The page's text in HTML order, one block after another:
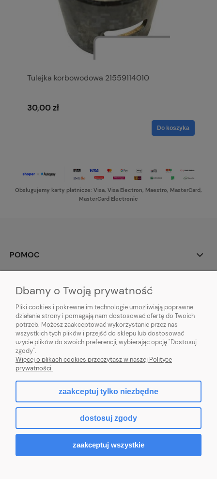
Tulejka korbowodowa 21559114010
30,00 zł
Do koszyka
Obsługujemy karty płatnicze: Visa, Visa Electron, Maestro, MasterCard,
MasterCard Electronic
POMOC
PŁATNOŚCI I DOSTAWA
INFORMACJE
O NAS
Sklep internetowy Shoper Premium
Dbamy o Twoją prywatność
Pliki cookies i pokrewne im technologie umożliwiają poprawne
działanie strony i pomagają nam dostosować ofertę do Twoich
potrzeb. Możesz zaakceptować wykorzystanie przez nas
wszystkich tych plików i przejść do sklepu lub dostosować
użycie plików do swoich preferencji, wybierając opcję "Dostosuj
zgody".
Więcej o plikach cookies przeczytasz w naszej Polityce
prywatności.
zaakceptuj tylko niezbędne
dostosuj zgody
zaakceptuj wszystkie